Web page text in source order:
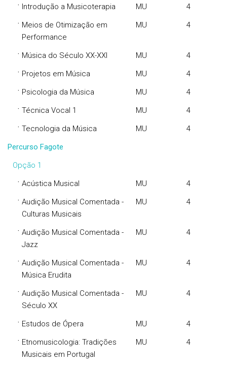
· Introdução a Musicoterapia MU 4
· Meios de Otimização em
Performance
MU 4
· Música do Século XX-XXI MU 4
· Projetos em Música MU 4
· Psicologia da Música MU 4
· Técnica Vocal 1 MU 4
· Tecnologia da Música MU
4
Percurso Fagote
Opção 1
· Acústica Musical MU 4
· Audição Musical Comentada -
Culturas Musicais
MU 4
· Audição Musical Comentada -
Jazz
MU 4
· Audição Musical Comentada -
Música Erudita
MU 4
· Audição Musical Comentada -
Século XX
MU 4
· Estudos de Ópera MU 4
· Etnomusicologia: Tradições
Musicais em Portugal
MU 4